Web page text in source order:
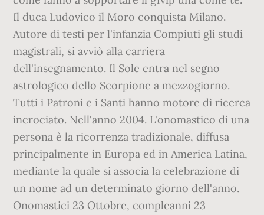
Il duca Ludovico il Moro conquista Milano.
Autore di testi per l'infanzia Compiuti gli studi
magistrali, si avviò alla carriera
dell'insegnamento. Il Sole entra nel segno
astrologico dello Scorpione a mezzogiorno.
Tutti i Patroni e i Santi hanno motore di ricerca
incrociato. Nell'anno 2004. L'onomastico di una
persona è la ricorrenza tradizionale, diffusa
principalmente in Europa ed in America Latina,
mediante la quale si associa la celebrazione di
un nome ad un determinato giorno dell'anno.
Onomastici 23 Ottobre, compleanni 23